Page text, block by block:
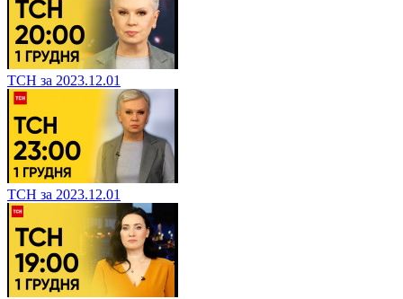
ТСН за 2023.12.01
ТСН за 2023.12.01